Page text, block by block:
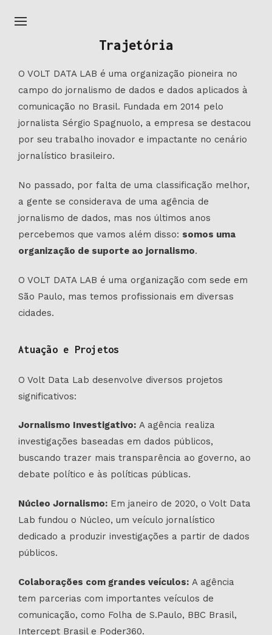
Trajetória
O VOLT DATA LAB é uma organização pioneira no
campo do jornalismo de dados e dados aplicados à
comunicação no Brasil. Fundada em 2014 pelo
jornalista Sérgio Spagnuolo, a empresa se destacou
por seu trabalho inovador e impactante no cenário
jornalístico brasileiro.
No passado, por falta de uma classificação melhor,
a gente se considerava de uma agência de
jornalismo de dados, mas nos últimos anos
percebemos que vamos além disso: somos uma
organização de suporte ao jornalismo.
O VOLT DATA LAB é uma organização com sede em
São Paulo, mas temos profissionais em diversas
cidades.
Atuação e Projetos
O Volt Data Lab desenvolve diversos projetos
significativos:
Jornalismo Investigativo: A agência realiza
investigações baseadas em dados públicos,
buscando trazer mais transparência ao governo, ao
debate político e às políticas públicas.
Núcleo Jornalismo: Em janeiro de 2020, o Volt Data
Lab fundou o Núcleo, um veículo jornalístico
dedicado a produzir investigações a partir de dados
públicos.
Colaborações com grandes veículos: A agência
tem parcerias com importantes veículos de
comunicação, como Folha de S.Paulo, BBC Brasil,
Intercept Brasil e Poder360.